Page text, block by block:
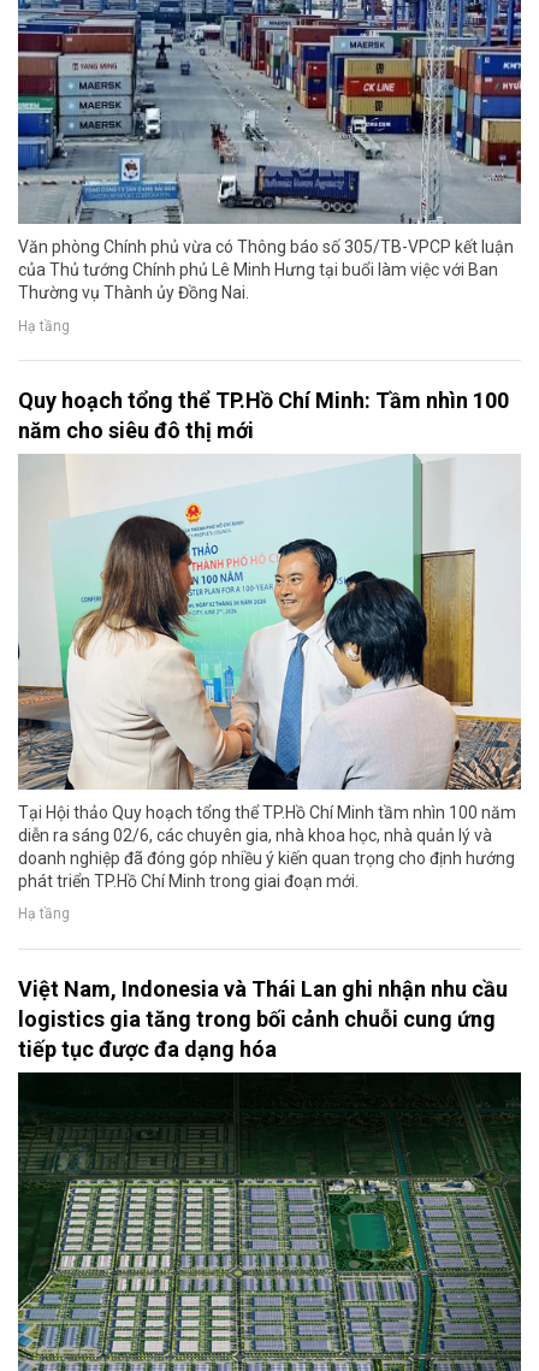
Văn phòng Chính phủ vừa có Thông báo số 305/TB-VPCP kết luận
của Thủ tướng Chính phủ Lê Minh Hưng tại buổi làm việc với Ban
Thường vụ Thành ủy Đồng Nai.
Hạ tầng
Quy hoạch tổng thể TP.Hồ Chí Minh: Tầm nhìn 100
năm cho siêu đô thị mới
Tại Hội thảo Quy hoạch tổng thể TP.Hồ Chí Minh tầm nhìn 100 năm
diễn ra sáng 02/6, các chuyên gia, nhà khoa học, nhà quản lý và
doanh nghiệp đã đóng góp nhiều ý kiến quan trọng cho định hướng
phát triển TP.Hồ Chí Minh trong giai đoạn mới.
Hạ tầng
Việt Nam, Indonesia và Thái Lan ghi nhận nhu cầu
logistics gia tăng trong bối cảnh chuỗi cung ứng
tiếp tục được đa dạng hóa